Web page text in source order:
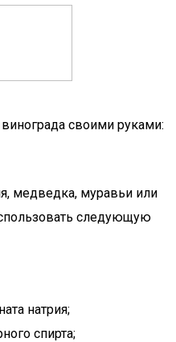
своими руками:
медведка, муравьи или
следующую
натрия;
спирта;